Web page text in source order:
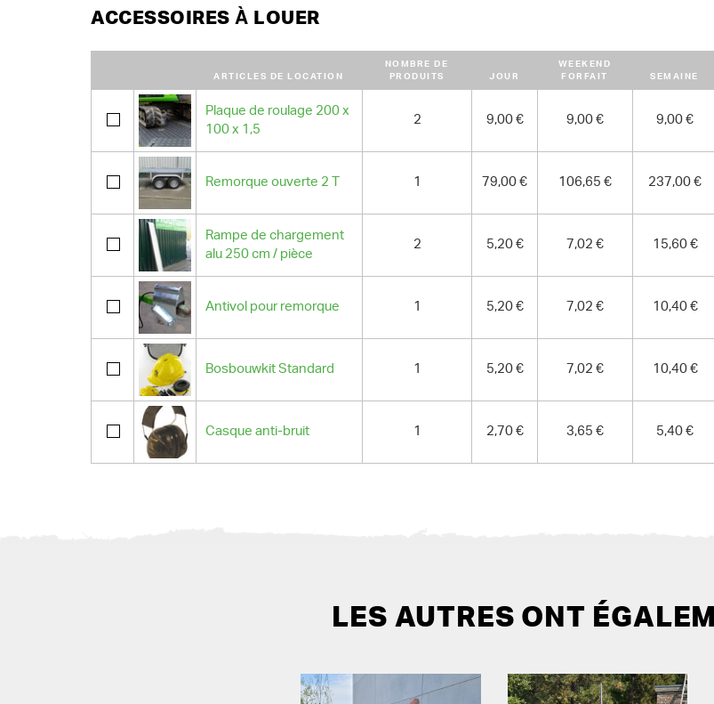
ACCESSOIRES À LOUER
ARTICLES DE LOCATION
NOMBRE DE
PRODUITS
JOUR
WEEKEND
FORFAIT
SEMAINE
Plaque de roulage 200 x
100 x 1,5
2 9,00 € 9,00 € 9,00 €
Remorque ouverte 2 T 1 79,00 € 106,65 € 237,00 €
Rampe de chargement
alu 250 cm / pièce
2 5,20 € 7,02 € 15,60 €
Antivol pour remorque 1 5,20 € 7,02 € 10,40 €
Bosbouwkit Standard 1 5,20 € 7,02 € 10,40 €
Casque anti-bruit 1 2,70 € 3,65 € 5,40 €
LES AUTRES ONT